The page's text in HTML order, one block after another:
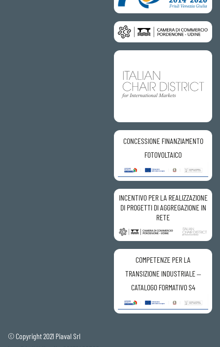
CONCESSIONE FINANZIAMENTO
FOTOVOLTAICO
INCENTIVO PER LA REALIZZAZIONE
DI PROGETTI DI AGGREGAZIONE IN
RETE
COMPETENZE PER LA
TRANSIZIONE INDUSTRIALE –
CATALOGO FORMATIVO S4
© Copyright 2021 Piaval Srl